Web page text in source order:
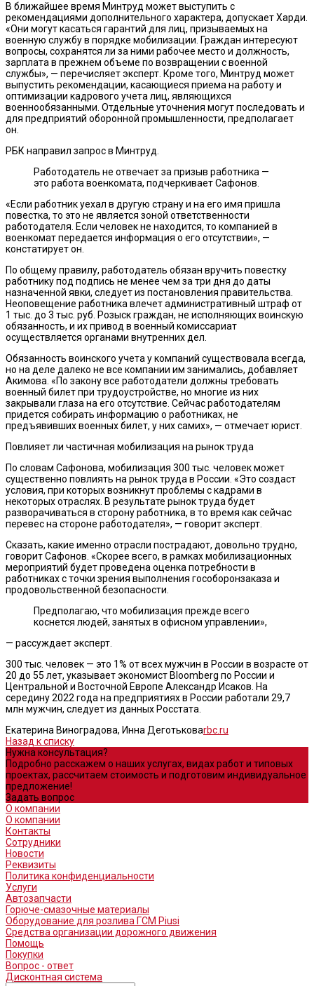
В ближайшее время Минтруд может выступить с
рекомендациями дополнительного характера, допускает Харди.
«Они могут касаться гарантий для лиц, призываемых на
военную службу в порядке мобилизации. Граждан интересуют
вопросы, сохранятся ли за ними рабочее место и должность,
зарплата в прежнем объеме по возвращении с военной
службы», — перечисляет эксперт. Кроме того, Минтруд может
выпустить рекомендации, касающиеся приема на работу и
оптимизации кадрового учета лиц, являющихся
военнообязанными. Отдельные уточнения могут последовать и
для предприятий оборонной промышленности, предполагает
он.
РБК направил запрос в Минтруд.
Работодатель не отвечает за призыв работника —
это работа военкомата, подчеркивает Сафонов.
«Если работник уехал в другую страну и на его имя пришла
повестка, то это не является зоной ответственности
работодателя. Если человек не находится, то компанией в
военкомат передается информация о его отсутствии», —
констатирует он.
По общему правилу, работодатель обязан вручить повестку
работнику под подпись не менее чем за три дня до даты
назначенной явки, следует из постановления правительства.
Неоповещение работника влечет административный штраф от
1 тыс. до 3 тыс. руб. Розыск граждан, не исполняющих воинскую
обязанность, и их привод в военный комиссариат
осуществляется органами внутренних дел.
Обязанность воинского учета у компаний существовала всегда,
но на деле далеко не все компании им занимались, добавляет
Акимова. «По закону все работодатели должны требовать
военный билет при трудоустройстве, но многие из них
закрывали глаза на его отсутствие. Сейчас работодателям
придется собирать информацию о работниках, не
предъявивших военных билет, у них самих», — отмечает юрист.
Повлияет ли частичная мобилизация на рынок труда
По словам Сафонова, мобилизация 300 тыс. человек может
существенно повлиять на рынок труда в России. «Это создаст
условия, при которых возникнут проблемы с кадрами в
некоторых отраслях. В результате рынок труда будет
разворачиваться в сторону работника, в то время как сейчас
перевес на стороне работодателя», — говорит эксперт.
Сказать, какие именно отрасли пострадают, довольно трудно,
говорит Сафонов. «Скорее всего, в рамках мобилизационных
мероприятий будет проведена оценка потребности в
работниках с точки зрения выполнения гособоронзаказа и
продовольственной безопасности.
Предполагаю, что мобилизация прежде всего
коснется людей, занятых в офисном управлении»,
— рассуждает эксперт.
300 тыс. человек — это 1% от всех мужчин в России в возрасте от
20 до 55 лет, указывает экономист Bloomberg по России и
Центральной и Восточной Европе Александр Исаков. На
середину 2022 года на предприятиях в России работали 29,7
млн мужчин, следует из данных Росстата.
Екатерина Виноградова, Инна Деготьковаrbc.ru
Назад к списку
Нужна консультация?
Подробно расскажем о наших услугах, видах работ и типовых
проектах, рассчитаем стоимость и подготовим индивидуальное
предложение!
Задать вопрос
О компании
О компании
Контакты
Сотрудники
Новости
Реквизиты
Политика конфиденциальности
Услуги
Автозапчасти
Горюче-смазочные материалы
Оборудование для розлива ГСМ Piusi
Средства организации дорожного движения
Помощь
Покупки
Вопрос - ответ
Дисконтная система